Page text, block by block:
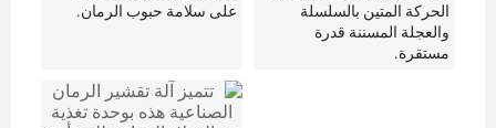
على سلامة حبوب الرمان.
الحركة المتين بالسلسلة
والعجلة المسننة قدرة
مستقرة.